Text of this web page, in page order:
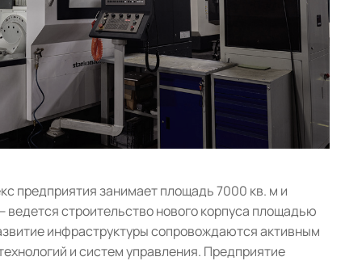
предприятия занимает площадь 7000 кв. м и
строительство нового корпуса площадью
инфраструктуры сопровождаются активным
и систем управления. Предприятие